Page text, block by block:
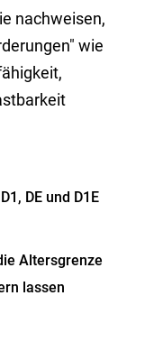
nachweisen,
wie
DE und D1E
Altersgrenze
lassen